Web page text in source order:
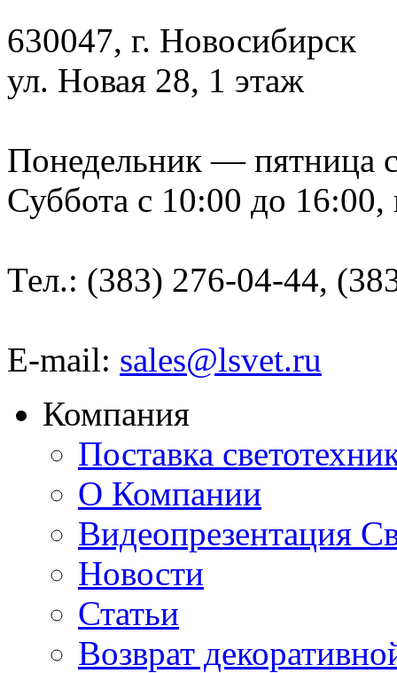
630047, г. Новосибирск
ул. Новая 28, 1 этаж
Понедельник — пятница
Суббота с 10:00 до
Тел.: (383) 276-04-44,
E-mail: sales@lsvet.ru
Компания
Поставка
О Компании
Видеопрезентация
Новости
Статьи
Возврат